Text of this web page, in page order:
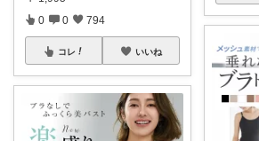
0 0 794
コレ いいね